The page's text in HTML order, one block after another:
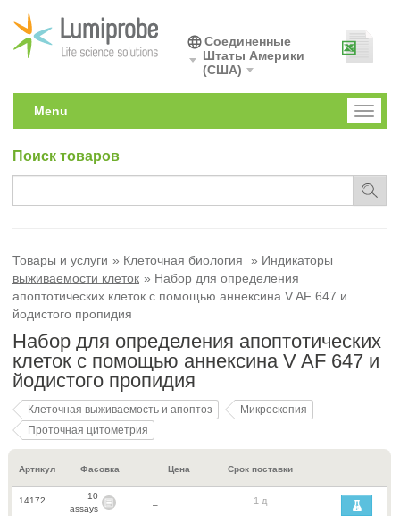
Соединенные
Штаты Америки
(США)
Toggle
Menu
Поиск товаров
Товары и услуги Клеточная биология
Индикаторы
выживаемости клеток
Набор для определения
апоптотических клеток с помощью аннексина V AF 647 и
йодистого пропидия
Набор для определения апоптотических
клеток с помощью аннексина V AF 647 и
йодистого пропидия
Клеточная выживаемость и апоптоз
Микроскопия
Проточная цитометрия
Артикул Фасовка Цена Срок поставки
14172
10
assays
– 1 д